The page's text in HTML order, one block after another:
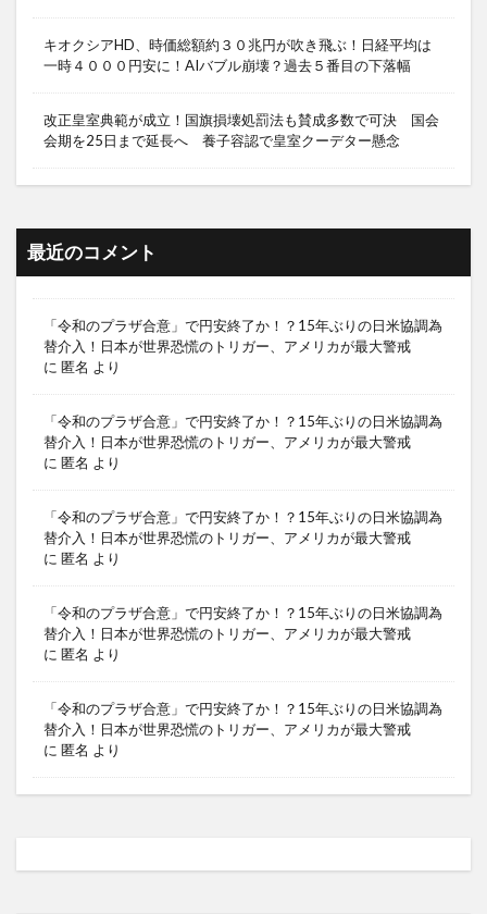
キオクシアHD、時価総額約３０兆円が吹き飛ぶ！日経平均は
一時４０００円安に！AIバブル崩壊？過去５番目の下落幅
改正皇室典範が成立！国旗損壊処罰法も賛成多数で可決 国会
会期を25日まで延長へ 養子容認で皇室クーデター懸念
最近のコメント
「令和のプラザ合意」で円安終了か！？15年ぶりの日米協調為
替介入！日本が世界恐慌のトリガー、アメリカが最大警戒
に 匿名 より
「令和のプラザ合意」で円安終了か！？15年ぶりの日米協調為
替介入！日本が世界恐慌のトリガー、アメリカが最大警戒
に 匿名 より
「令和のプラザ合意」で円安終了か！？15年ぶりの日米協調為
替介入！日本が世界恐慌のトリガー、アメリカが最大警戒
に 匿名 より
「令和のプラザ合意」で円安終了か！？15年ぶりの日米協調為
替介入！日本が世界恐慌のトリガー、アメリカが最大警戒
に 匿名 より
「令和のプラザ合意」で円安終了か！？15年ぶりの日米協調為
替介入！日本が世界恐慌のトリガー、アメリカが最大警戒
に 匿名 より